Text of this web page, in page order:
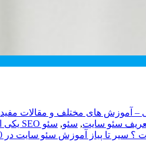
– آموزش های مختلف و مقالات مفید
, سئو, سئو SEO یکی از پردرآمد ترین مشاغل در ایران است
سیر تا پیاز آموزش سئو سایت در 10دقیقه